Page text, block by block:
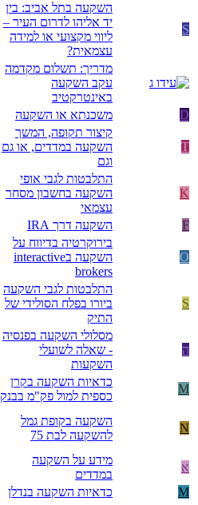
S
השקעה בתל אביב: בין
יד אליהו לדרום העיר –
ליווי מקצועי או למידה
עצמאית?
מדריך: תשלום מקדמה
עקב השקעה
באינטרקטיב
D משכנתא או השקעה
T
קיצור תקופה, המשך
השקעה במדדים, או גם
וגם
K
התלבטות לגבי אופי
השקעה בחשבון מסחר
עצמאי
F השקעה דרך IRA
O
בירוקרטיה בדיווח על
השקעה בinteractive
brokers
S
התלבטות לגבי השקעה
ביורו בפלח הסולידי של
התיק
ה
מסלולי השקעה בפנסיה
- שאלה לשועלי
השקעות
M
כדאיות השקעה בקרן
כספית למול פק"מ בבנק
N
השקעה בקופת גמל
להשקעה לבת 75
א
מידע על השקעה
במדדים
M
כדאיות השקעה בנדלן